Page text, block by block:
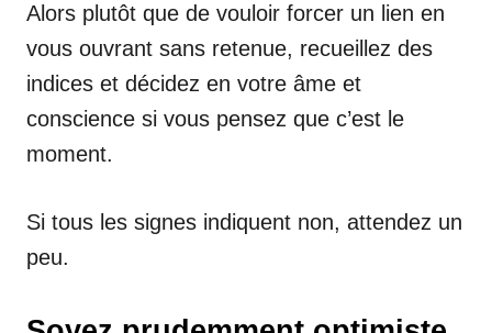
Alors plutôt que de vouloir forcer un lien en
vous ouvrant sans retenue, recueillez des
indices et décidez en votre âme et
conscience si vous pensez que c’est le
moment.
Si tous les signes indiquent non, attendez un
peu.